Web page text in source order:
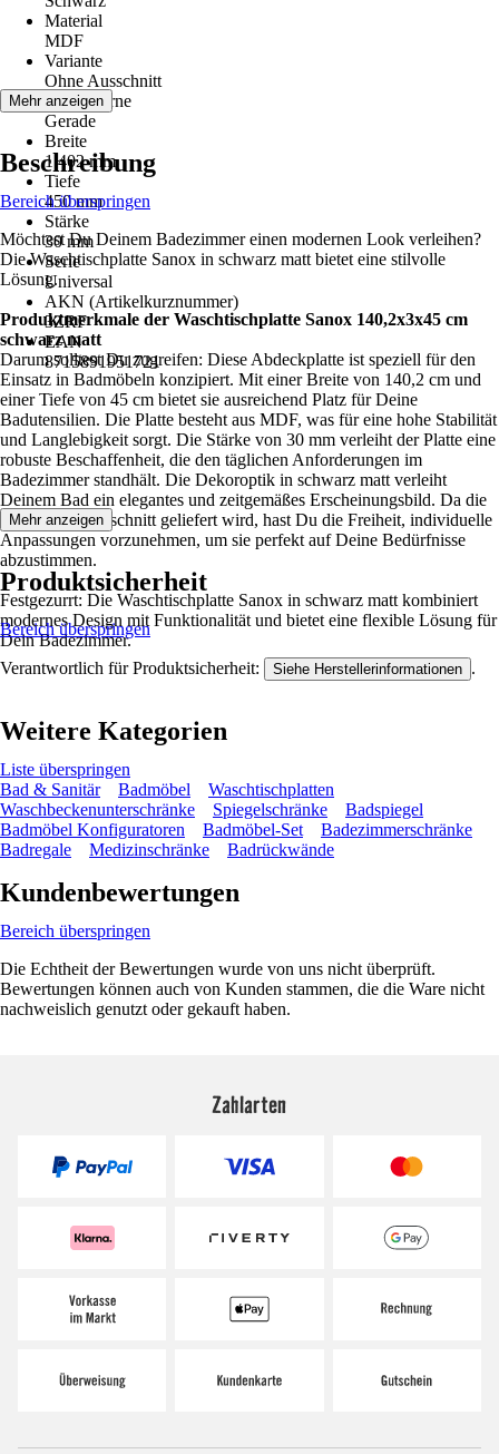
Material
MDF
Variante
Ohne Ausschnitt
Kante vorne
Gerade
Breite
1.402 mm
Tiefe
450 mm
Stärke
30 mm
Serie
Universal
AKN (Artikelkurznummer)
3ZRF
EAN
8715891951721
Mehr anzeigen
Beschreibung
Bereich überspringen
Möchtest Du Deinem Badezimmer einen modernen Look verleihen?
Die Waschtischplatte Sanox in schwarz matt bietet eine stilvolle
Lösung.
Produktmerkmale der Waschtischplatte Sanox 140,2x3x45 cm
schwarz matt
Darum solltest Du zugreifen: Diese Abdeckplatte ist speziell für den
Einsatz in Badmöbeln konzipiert. Mit einer Breite von 140,2 cm und
einer Tiefe von 45 cm bietet sie ausreichend Platz für Deine
Badutensilien. Die Platte besteht aus MDF, was für eine hohe Stabilität
und Langlebigkeit sorgt. Die Stärke von 30 mm verleiht der Platte eine
robuste Beschaffenheit, die den täglichen Anforderungen im
Badezimmer standhält. Die Dekoroptik in schwarz matt verleiht
Deinem Bad ein elegantes und zeitgemäßes Erscheinungsbild. Da die
Platte ohne Ausschnitt geliefert wird, hast Du die Freiheit, individuelle
Anpassungen vorzunehmen, um sie perfekt auf Deine Bedürfnisse
abzustimmen.
Festgezurrt: Die Waschtischplatte Sanox in schwarz matt kombiniert
modernes Design mit Funktionalität und bietet eine flexible Lösung für
Dein Badezimmer.
Mehr anzeigen
Produktsicherheit
Bereich überspringen
Verantwortlich für Produktsicherheit: Siehe Herstellerinformationen .
Weitere Kategorien
Liste überspringen
Bad & Sanitär
Badmöbel
Waschtischplatten
Waschbeckenunterschränke
Spiegelschränke
Badspiegel
Badmöbel Konfiguratoren
Badmöbel-Set
Badezimmerschränke
Badregale
Medizinschränke Badrückwände
Kundenbewertungen
Bereich überspringen
Die Echtheit der Bewertungen wurde von uns nicht überprüft.
Bewertungen können auch von Kunden stammen, die die Ware nicht
nachweislich genutzt oder gekauft haben.
Zahlarten